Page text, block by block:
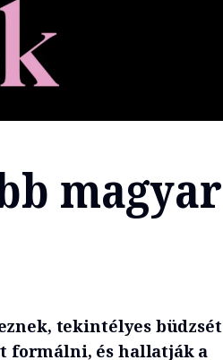
magyar
tekintélyes büdzsét
formálni, és hallatják a